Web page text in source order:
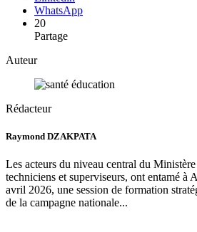
WhatsApp
20
Partage
Auteur
Rédacteur
Raymond DZAKPATA
Les acteurs du niveau central du
techniciens et superviseurs, ont entamé à
avril 2026, une session de formation
de la campagne nationale...